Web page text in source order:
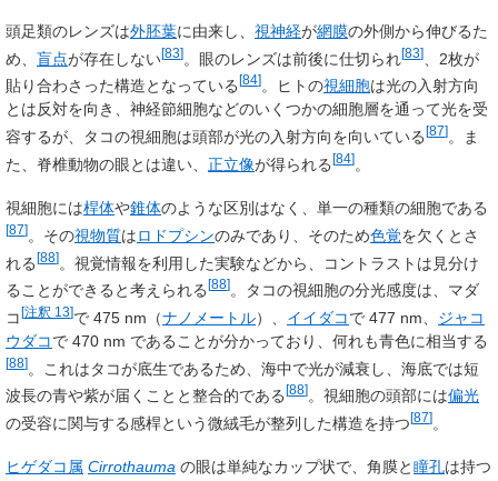
頭足類のレンズは外胚葉に由来し、 視神経が網膜の外側から伸びるた
め、 盲点が存在しない[83]。眼のレンズは前後に仕切られ[83]、2枚が
貼り合わさった構造となっている [84]。ヒトの視細胞は光の入射方向
とは反対を向き、神経節細胞などのいくつかの細胞層を通って光を受
容するが、タコの視細胞は頭部が光の入射方向を向いている [87]。ま
た、脊椎動物の眼とは違い、 正立像が得られる[84]。
視細胞には桿体や錐体のような区別はなく、単一の種類の細胞である
[87]。その視物質はロドプシンのみであり、そのため色覚を欠くとさ
れる[88]。視覚情報を利用した実験などから、コントラストは見分け
ることができると考えられる [88]。タコの視細胞の分光感度は、マダ
コ[注釈 13]で 475 nm （ナノメートル） イイダコで 477 nm、
ジャコ
ウダコで 470 nm であることが分かっており、何れも青色に相当する
[88]。これはタコが底生であるため、海中で光が減衰し、海底では短
波長の青や紫が届くことと整合的である [88]。視細胞の頭部には偏光
の受容に関与する感桿という微絨毛が整列した構造を持つ[87]。
ヒゲダコ属 Cirrothaumaの眼は単純なカップ状で、角膜と瞳孔は持つ